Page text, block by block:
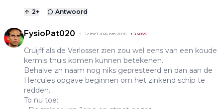
2+ Antwoord
FysioPat020 12 mei 2026 om 20:35 + 36059
Cruijff als de Verlosser zien zou wel eens van een koude
kermis thuis komen kunnen betekenen.
Behalve zn naam nog niks gepresteerd en dan aan de
Hercules opgave beginnen om het zinkend schip te
redden.
To nu toe: